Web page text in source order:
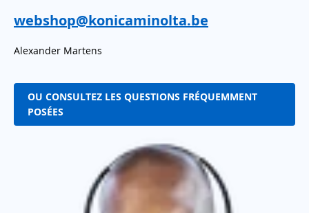
webshop@konicaminolta.be
Alexander Martens
OU CONSULTEZ LES QUESTIONS FRÉQUEMMENT
POSÉES